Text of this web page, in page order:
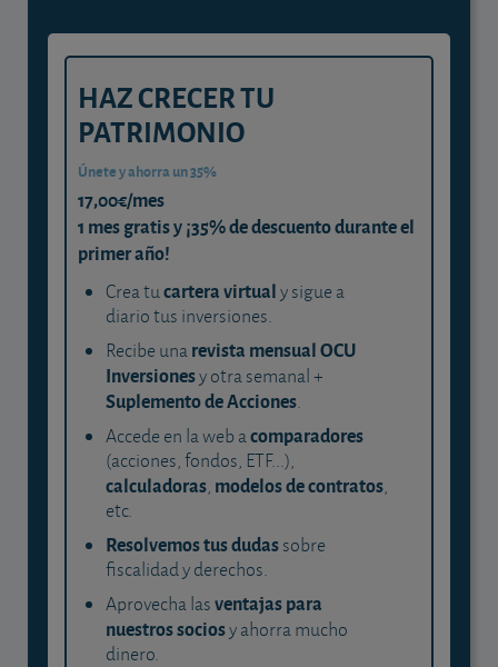
HAZ CRECER TU
PATRIMONIO
Únete y ahorra un 35%
17,00€/mes
1 mes gratis y ¡35% de descuento durante el
primer año!
Crea tucartera virtualy sigue a
diario tus inversiones.
Recibe unarevista mensual OCU
Inversionesy otra semanal +
Suplemento de Acciones.
Accede en la web acomparadores
(acciones, fondos, ETF...),
calculadoras, modelos de contratos,
etc.
Resolvemos tus dudassobre
fiscalidad y derechos.
Aprovecha lasventajas para
nuestros sociosy ahorra mucho
dinero.